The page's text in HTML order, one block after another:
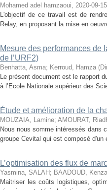
Mohamed adel hamzaoui, 2020-09-15
L'objectif de ce travail est de
Relay, en proposant la mise en
Mesure des performances de
de l’URF2)
Benhatta, Asma; Kerroud, Hamza (
Le présent document est le rapport
à l’Ecole Nationale supérieur des
Étude et amélioration de la
MOUZAIA, Lamine; AMOURAT,
Nous nous somme intéressés dans
groupe Cevital qui est composé
L’optimisation des flux de
Yasmina, SALAH ; BAADOUD, Kenza
Maitriser les coûts logistiques,